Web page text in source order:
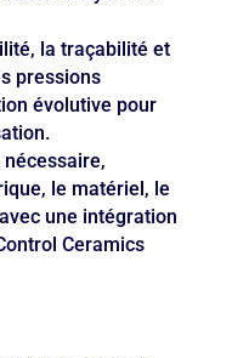
la traçabilité et
pressions
évolutive pour
le matériel, le
une intégration
Ceramics